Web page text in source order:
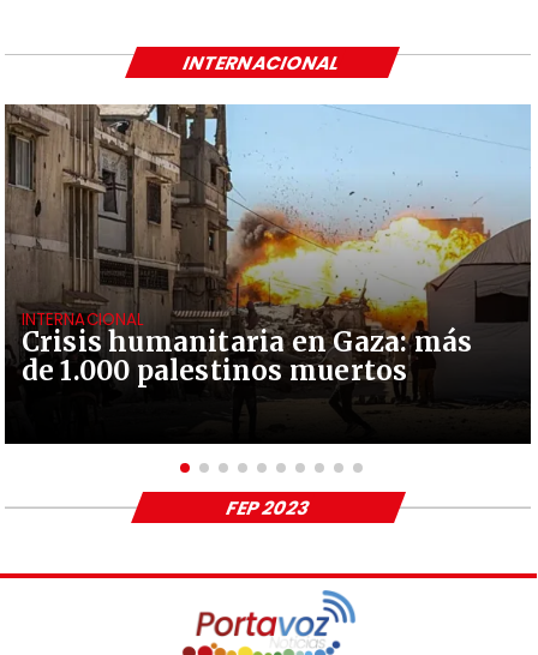
Crisis humanitaria en Gaza: más
de 1.000 palestinos muertos
INTERNACIONAL
INTERNACIONAL
FEP 2023